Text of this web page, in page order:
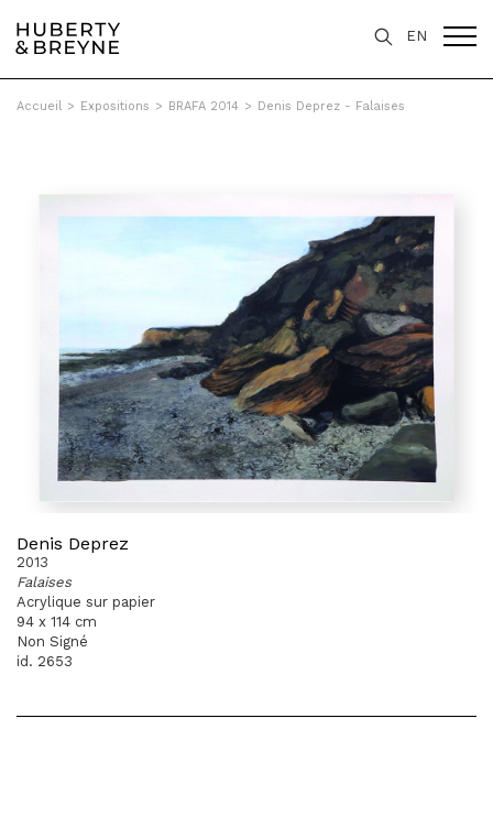
EN
Accueil > Expositions > BRAFA 2014 > Denis Deprez - Falaises
Denis Deprez
2013
Falaises
Acrylique sur papier
94 x 114 cm
Non Signé
id. 2653